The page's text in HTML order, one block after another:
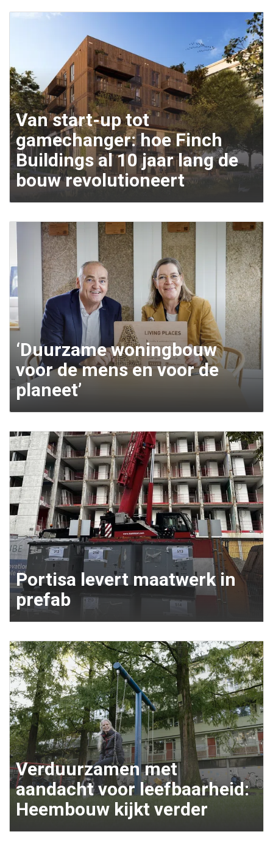
Van start-up tot
gamechanger: hoe Finch
Buildings al 10 jaar lang de
bouw revolutioneert
‘Duurzame woningbouw
voor de mens en voor de
planeet’
Portisa levert maatwerk in
prefab
Verduurzamen met
aandacht voor leefbaarheid:
Heembouw kijkt verder